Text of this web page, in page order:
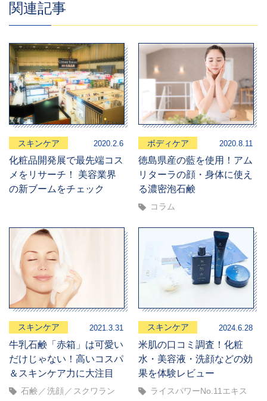
関連記事
スキンケア 2020.2.6
化粧品開発展で最先端コス
メをリサーチ！ 美容業界
の新ブームをチェック
ボディケア 2020.8.11
徳島県産の藍を使用！アム
リターラの顔・身体に使え
る濃密泡石鹸
コラム
スキンケア 2021.3.31
牛乳石鹸「赤箱」は可愛い
だけじゃない！高いコスパ
＆スキンケア力に大注目
石鹸 洗顔 スクワラン
スキンケア 2024.6.28
米肌の口コミ調査！化粧
水・美容液・洗顔などの効
果を体験レビュー
ライスパワーNo.11エキス